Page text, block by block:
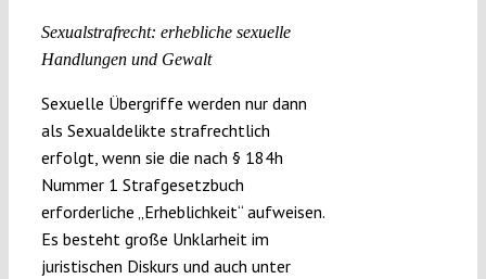
Sexualstrafrecht: erhebliche sexuelle
Handlungen und Gewalt
Sexuelle Übergriffe werden nur dann
als Sexualdelikte strafrechtlich
erfolgt, wenn sie die nach § 184h
Nummer 1 Strafgesetzbuch
erforderliche „Erheblichkeit“ aufweisen.
Es besteht große Unklarheit im
juristischen Diskurs und auch unter